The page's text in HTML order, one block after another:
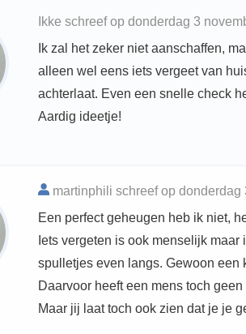
Ikke schreef op donderdag 3
Ik zal het zeker niet aanschaffen,
alleen wel eens iets vergeet van
achterlaat. Even een snelle check
Aardig ideetje!
martinphili schreef op
Een perfect geheugen heb ik niet,
Iets vergeten is ook menselijk
spulletjes even langs. Gewoon een
Daarvoor heeft een mens toch
Maar jij laat toch ook zien dat je je